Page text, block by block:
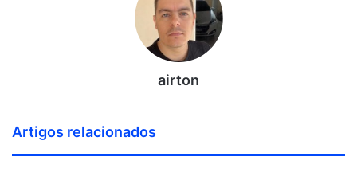
airton
Artigos relacionados